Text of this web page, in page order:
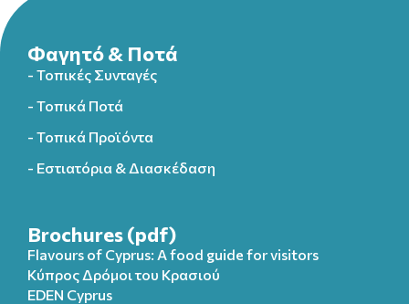
Φαγητό & Ποτά
- Τοπικές Συνταγές
- Τοπικά Ποτά
- Τοπικά Προϊόντα
- Εστιατόρια & Διασκέδαση
Brochures (pdf)
Flavours of Cyprus: A food guide for visitors
Κύπρος Δρόμοι του Κρασιού
EDEN Cyprus